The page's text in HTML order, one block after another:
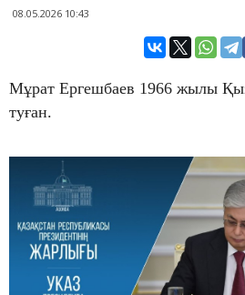
08.05.2026 10:43
Мұрат Ергешбаев 1966 жылы
туған.